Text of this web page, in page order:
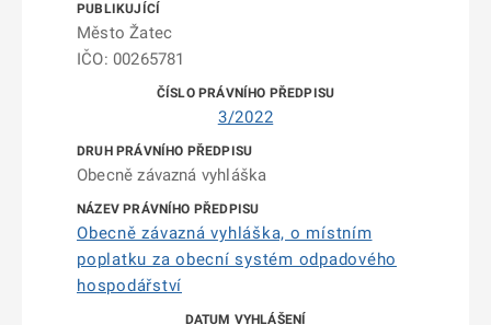
Město Žatec
IČO: 00265781
3/2022
Obecně závazná vyhláška
Obecně závazná vyhláška, o místním
poplatku za obecní systém odpadového
hospodářství